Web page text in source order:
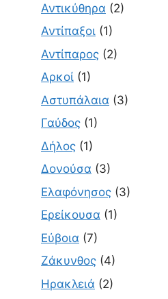
Αντικύθηρα (2)
Αντίπαξοι (1)
Αντίπαρος (2)
Αρκοί (1)
Αστυπάλαια (3)
Γαύδος (1)
Δήλος (1)
Δονούσα (3)
Ελαφόνησος (3)
Ερείκουσα (1)
Εύβοια (7)
Ζάκυνθος (4)
Ηρακλειά (2)